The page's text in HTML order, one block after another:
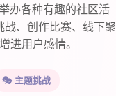
办各种有趣的社区活
战、创作比赛、线下聚
进用户感情。
🎭 主题挑战